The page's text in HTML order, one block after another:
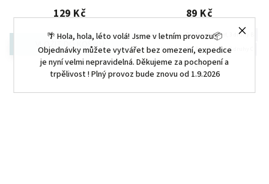
🌴 Hola, hola, léto volá! Jsme v letním provozu📦
Objednávky můžete vytvářet bez omezení, expedice
je nyní velmi nepravidelná. Děkujeme za pochopení a
trpělivost ! Plný provoz bude znovu od 1.9.2026
129 Kč 89 Kč
Koupelový olej - Tea Rose & Velvet, 3 druhy B
Koupelový olej - Tea Rose & Velvet, 3 druhy C
+ další